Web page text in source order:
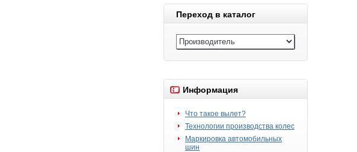
Переход в каталог
Информация
Что такое вылет?
Технологии производства колес
Маркировка автомобильных
шин